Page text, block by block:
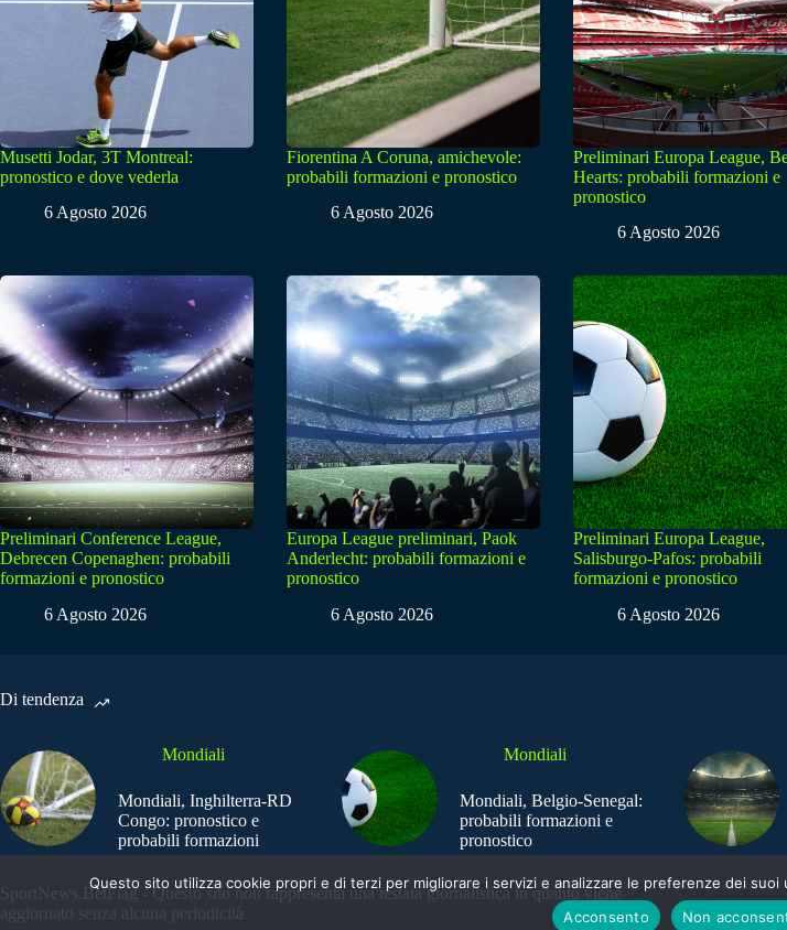
Musetti Jodar, 3T Montreal:
pronostico e dove vederla
6 Agosto 2026
Fiorentina A Coruna, amichevole:
probabili formazioni e pronostico
6 Agosto 2026
Preliminari Europa League,
Hearts: probabili formazioni e
pronostico
6 Agosto 2026
Preliminari Conference League,
Debrecen Copenaghen: probabili
formazioni e pronostico
6 Agosto 2026
Europa League preliminari, Paok
Anderlecht: probabili formazioni e
pronostico
6 Agosto 2026
Preliminari Europa League,
Salisburgo-Pafos: probabili
formazioni e pronostico
6 Agosto 2026
Di tendenza
Mondiali
Mondiali, Inghilterra-RD
Congo: pronostico e
probabili formazioni
Mondiali
Mondiali, Belgio-Senegal:
probabili formazioni e
pronostico
SportNews.BetFlag - Questo sito non rappresenta una testata giornalistica in quanto viene
aggiornato senza alcuna periodicità
Questo sito utilizza cookie propri e di terzi per migliorare i servizi e analizzare le preferenze dei
Acconsento
Non